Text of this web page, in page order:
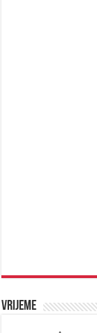
Vrijeme